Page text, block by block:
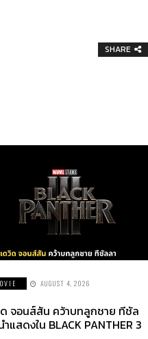
SHARE
AUGUST 4, 2026
ด จอนส์สัน คว้าบทลูกชาย ทีชัล
ำแสดงใน BLACK PANTHER 3